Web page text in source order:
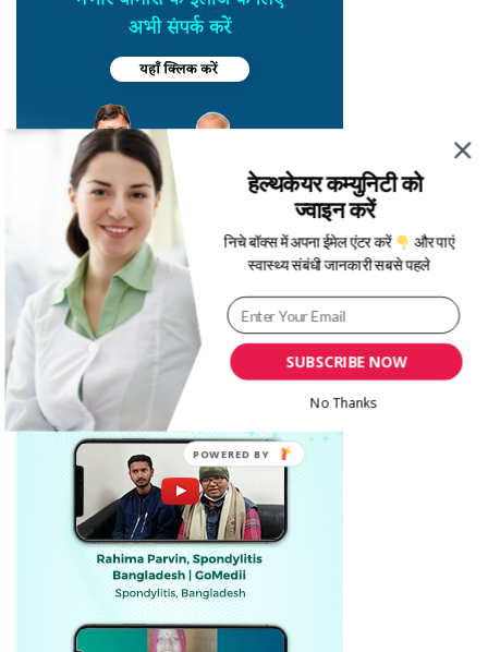
SUBSCRIBE NOW
हेल्थकेयर कम्युनिटी को
ज्वाइन करें
निचे बॉक्स में अपना ईमेल एंटर करें
और पाएं
स्वास्थ्य संबंधी जानकारी सबसे पहले
No Thanks
POWERED BY